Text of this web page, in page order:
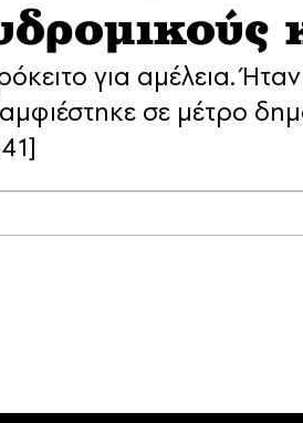
για αμέλεια.
σε μέτρο